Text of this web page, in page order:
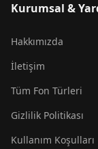
Kurumsal &
Hakkımızda
İletişim
Tüm Fon Türleri
Gizlilik Politikası
Kullanım Koşulları